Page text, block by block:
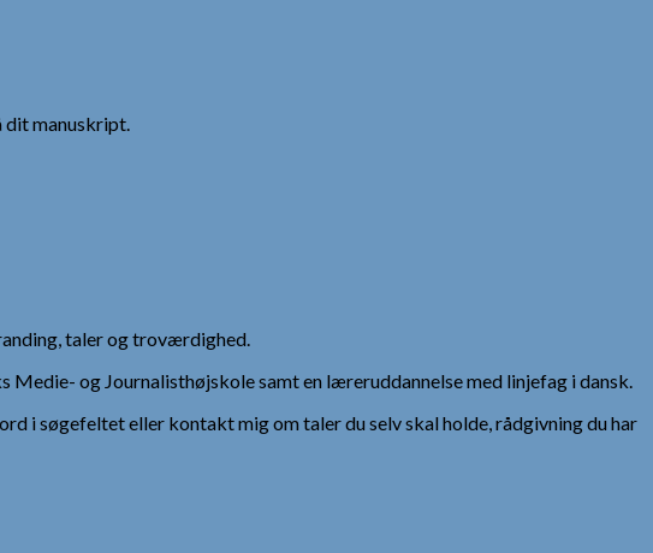
dit manuskript.
taler og troværdighed.
og Journalisthøjskole samt en læreruddannelse med linjefag i dansk.
i søgefeltet eller kontakt mig om taler du selv skal holde, rådgivning du har